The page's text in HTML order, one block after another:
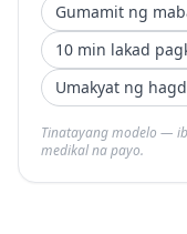
Gumamit ng
10 min lakad
Umakyat ng
Tinatayang modelo —
medikal na payo.